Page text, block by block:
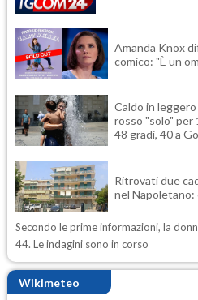
Amanda Knox
comico: "È un
Caldo in
rosso "solo"
48 gradi, 40 a
Ritrovati due
nel Napoletano:
Secondo le prime informazioni, la
44. Le indagini sono in corso
Wikimeteo